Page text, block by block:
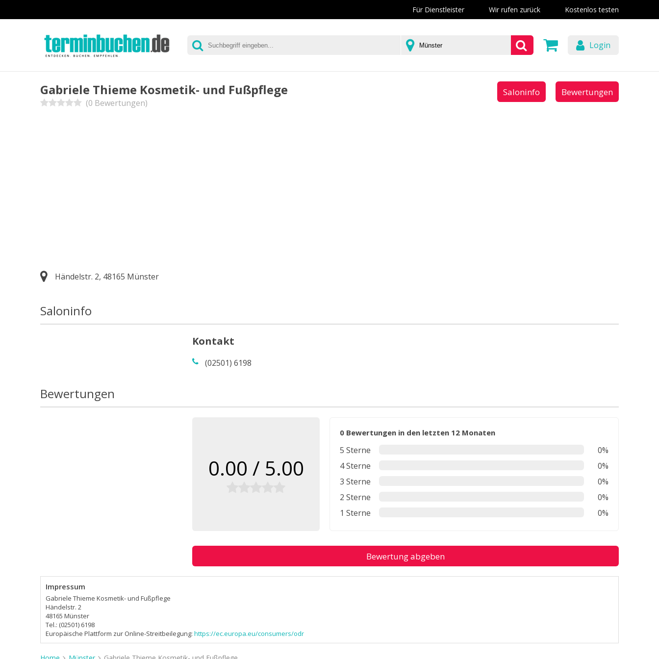
Für Dienstleister Wir rufen zurück Kostenlos testen
Login
Gabriele Thieme Kosmetik- und Fußpflege
(0 Bewertungen)
Saloninfo Bewertungen
Händelstr. 2, 48165 Münster
Saloninfo
Kontakt
(02501) 6198
Bewertungen
0.00 / 5.00
0 Bewertungen in den letzten 12 Monaten
5 Sterne
0%
4 Sterne
0%
3 Sterne
0%
2 Sterne
0%
1 Sterne
0%
Bewertung abgeben
Impressum
Gabriele Thieme Kosmetik- und Fußpflege
Händelstr. 2
48165 Münster
Tel.: (02501) 6198
Europäische Plattform zur Online-Streitbeilegung: https://ec.europa.eu/consumers/odr